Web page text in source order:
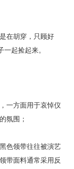
在胡穿，只顾好
起捡起来。
一方面用于哀悼仪
氛围；
色领带往往被演艺
带面料通常采用反